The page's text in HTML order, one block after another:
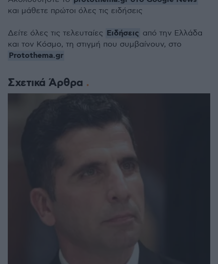
Σχετικά Άρθρα
και μάθετε πρώτοι όλες τις ειδήσεις
Δείτε όλες τις τελευταίες Ειδήσεις από την Ελλάδα
και τον Κόσμο, τη στιγμή που συμβαίνουν, στο
Protothema.gr